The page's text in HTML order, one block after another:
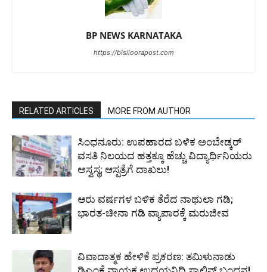
BP NEWS KARNATAKA
https://bisiloorapost.com
RELATED ARTICLES MORE FROM AUTHOR
ಸಿಂಧನೂರು: ಉಪಹಾರದ ಬಳಿಕ ಅಂಬೇಡ್ಕರ್
ವಸತಿ ನಿಲಯದ ಹತ್ತಕ್ಕೂ ಹೆಚ್ಚು ವಿದ್ಯಾರ್ಥಿನಿಯರು
ಅಸ್ವಸ್ಥ; ಆಸ್ಪತ್ರೆಗೆ ದಾಖಲು!
ಆರು ವರ್ಷಗಳ ಬಳಿಕ ತೆರೆದ ನಾಥುಲಾ ಗಡಿ;
ಭಾರತ-ಚೀನಾ ಗಡಿ ವ್ಯಾಪಾರಕ್ಕೆ ಮರುಜೀವ
ವಿವಾದಾತ್ಮಕ ಹೇಳಿಕೆ ಪ್ರಕರಣ: ತಮಿಳುನಾಡು